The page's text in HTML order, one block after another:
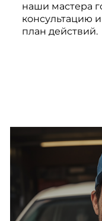
наши мастера
консультацию
план действий.